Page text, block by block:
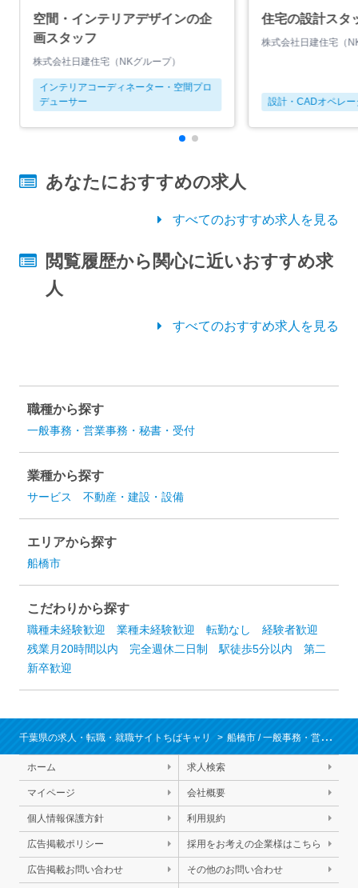
空間・インテリアデザインの企
画スタッフ
株式会社日建住宅（NKグループ）
インテリアコーディネーター・空間プロ
デューサー
住宅の設計スタ
株式会社日建住宅（
設計・CADオペレ
あなたにおすすめの求人
すべてのおすすめ求人を見る
閲覧履歴から関心に近いおすすめ求
人
すべてのおすすめ求人を見る
職種から探す
一般事務・営業事務・秘書・受付
業種から探す
サービス 不動産・建設・設備
エリアから探す
船橋市
こだわりから探す
職種未経験歓迎 業種未経験歓迎 転勤なし
経験者歓迎
残業月20時間以内
完全週休二日制 駅徒歩5分以内
第二
新卒歓迎
千葉県の求人・転職・就職サイトちばキャリ 船橋市/一般事務・営業事務・秘書・受付
ホーム 求人検索
マイページ 会社概要
個人情報保護方針 利用規約
広告掲載ポリシー 採用をお考えの企業様はこちら
広告掲載お問い合わせ その他のお問い合わせ